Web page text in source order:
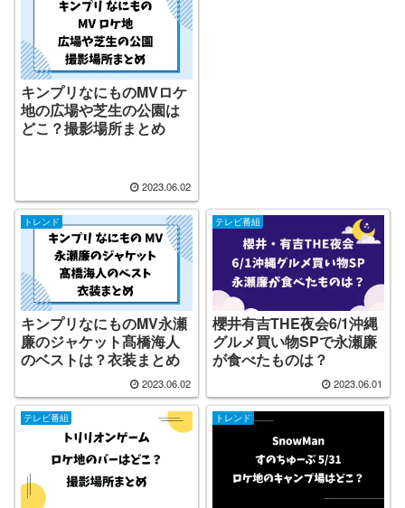
キンプリなにものMVロケ
地の広場や芝生の公園は
どこ？撮影場所まとめ
2023.06.02
トレンド
キンプリなにものMV永瀬
廉のジャケット髙橋海人
のベストは？衣装まとめ
2023.06.02
テレビ番組
櫻井有吉THE夜会6/1沖縄
グルメ買い物SPで永瀬廉
が食べたものは？
2023.06.01
テレビ番組 トレンド